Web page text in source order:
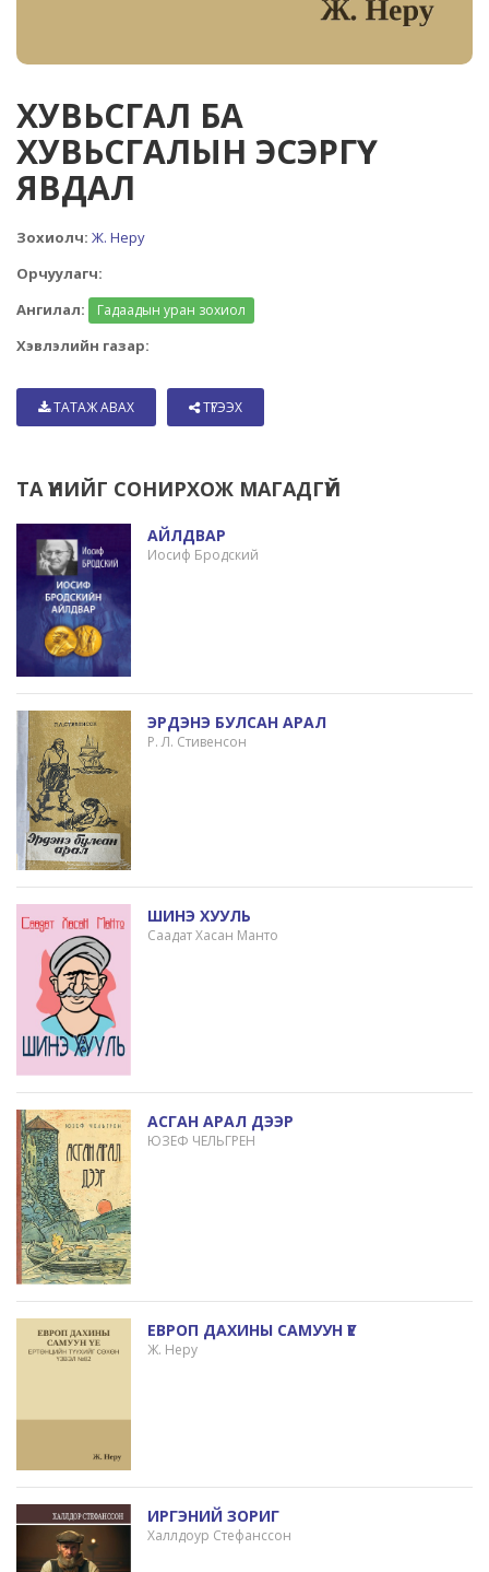
ХУВЬСГАЛ БА
ХУВЬСГАЛЫН ЭСЭРГҮҮ
ЯВДАЛ
Зохиолч: Ж. Неру
Орчуулагч:
Ангилал:
Гадаадын уран зохиол
Хэвлэлийн газар:
ТАТАЖ АВАХ ТҮГЭЭХ
ТА ҮҮНИЙГ СОНИРХОЖ МАГАДГҮЙ
АЙЛДВАР
Иосиф Бродский
ЭРДЭНЭ БУЛСАН АРАЛ
Р. Л. Стивенсон
ШИНЭ ХУУЛЬ
Саадат Хасан Манто
АСГАН АРАЛ ДЭЭР
ЮЗЕФ ЧЕЛЬГРЕН
ЕВРОП ДАХИНЫ САМУУН ҮЕ
Ж. Неру
ИРГЭНИЙ ЗОРИГ
Халлдоур Стефанссон